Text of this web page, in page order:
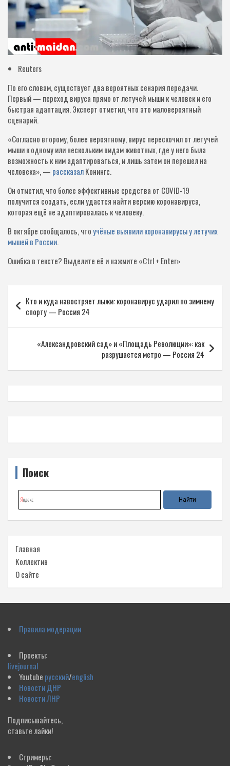
Reuters
По его словам, существует два вероятных сенария передачи.
Первый — переход вируса прямо от летучей мыши к человек и его
быстрая адаптация. Эксперт отметил, что это маловероятный
сценарий.
«Согласно второму, более вероятному, вирус перескочил от летучей
мыши к одному или нескольким видам животных, где у него была
возможность к ним адаптироваться, и лишь затем он перешел на
человека», — рассказалКонингс.
Он отметил, что более эффективные средства от COVID-19
получится создать, если удастся найти версию коронавируса,
которая ещё не адаптировалась к человеку.
В октябре сообщалось, чтоучёные выявили коронавирусы у летучих
мышей в России.
Ошибка в тексте? Выделите её и нажмите «Ctrl + Enter»
по
записям
Кто и куда навостряет лыжи: коронавирус ударил по зимнему
спорту — Россия 24
«Александровский сад» и «Площадь Революции»: как
разрушается метро — Россия 24
Поиск
Главная
Коллектив
О сайте
Правила модерации
Проекты:
livejournal
Youtube русский/english
Новости ДНР
Новости ЛНР
Подписывайтесь,
ставьте лайки!
Стримеры: